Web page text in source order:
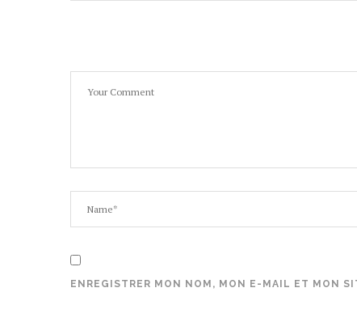
ENREGISTRER MON NOM, MON E-MAIL ET MON